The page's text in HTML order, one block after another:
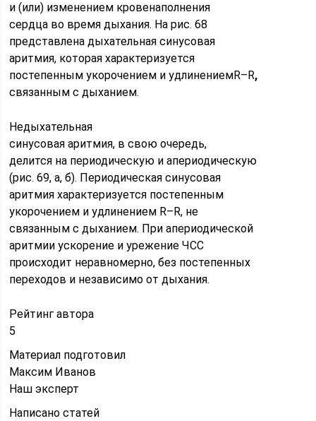
и (или) изменением кровенаполнения
сердца во время дыхания. На рис. 68
представлена дыхательная синусовая
аритмия, которая характеризуется
постепенным укорочением и удлинениемR–R,
связанным с дыханием.
Недыхательная
синусовая аритмия, в свою очередь,
делится на периодическую и апериодическую
(рис. 69, а, б). Периодическая сину­совая
аритмия характеризуется постепенным
укорочением и удлине­нием R–R, не
связанным с дыханием. При апериодической
аритмии ускорение и урежение ЧСС
происходит неравномерно, без постепен­ных
переходов и независимо от дыхания.
Рейтинг автора
5
Материал подготовил
Максим Иванов
Наш эксперт
Написано статей